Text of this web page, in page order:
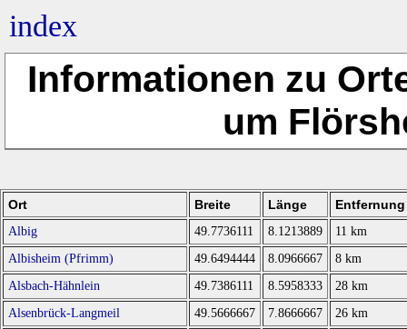
index
Informationen zu
um
Ort Breite Länge
Albig 49.7736111 8.1213889
11 km
Albisheim (Pfrimm)
49.6494444 8.0966667
8 km
Alsbach-Hähnlein
49.7386111 8.5958333
28 km
Alsenbrück-Langmeil
49.5666667 7.8666667
26 km